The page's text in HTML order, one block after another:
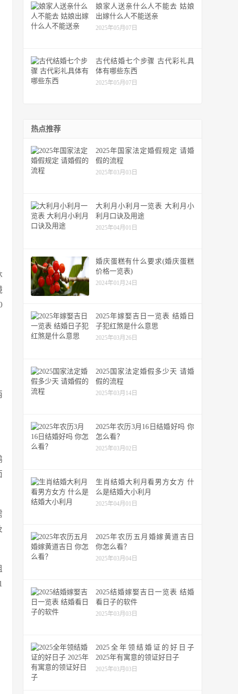
娘家人送亲什么人不能去 姑娘
出嫁什么人不能送亲
2025年05月07日
古代结婚七个步骤 古代彩礼具
体有哪些东西
2025年05月07日
热点推荐
2025年国家法定婚假规定 请婚
假的流程
2025年03月03日
大利月小利月一览表 大利月小
利月口诀及用途
2025年04月01日
婚庆蛋糕有什么要求(婚庆蛋糕
价格一览表)
2024年01月24日
2025年嫁娶吉日一览表 结婚日
子犯红煞是什么意思
2025年03月26日
2025国家法定婚假多少天 请婚
假的流程
2025年03月14日
2025年农历3月16日结婚好吗 你
怎么看？
2025年03月02日
生肖结婚大利月看男方女方 什
么是结婚大小利月
2025年04月01日
2025年农历五月婚嫁黄道吉日
你怎么看？
2025年03月04日
2025结婚嫁娶吉日一览表 结婚
看日子的软件
2025年03月03日
2025全年领结婚证的好日子
2025年有寓意的领证好日子
2025年03月03日